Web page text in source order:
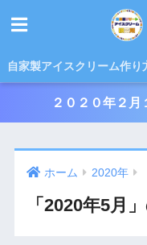
自家製アイスクリーム作り
２０２０年２月
ホーム 2020年
「2020年5月